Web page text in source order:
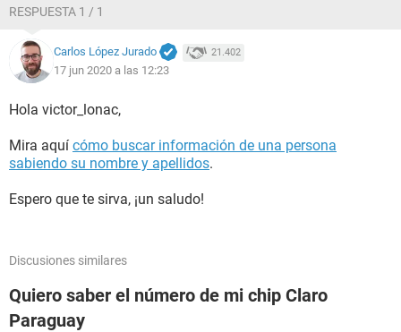
RESPUESTA 1 / 1
Carlos López Jurado 21.402
17 jun 2020 a las 12:23
Hola victor_lonac,
Mira aquí cómo buscar información de una persona
sabiendo su nombre y apellidos.
Espero que te sirva, ¡un saludo!
Discusiones similares
Quiero saber el número de mi chip Claro
Paraguay